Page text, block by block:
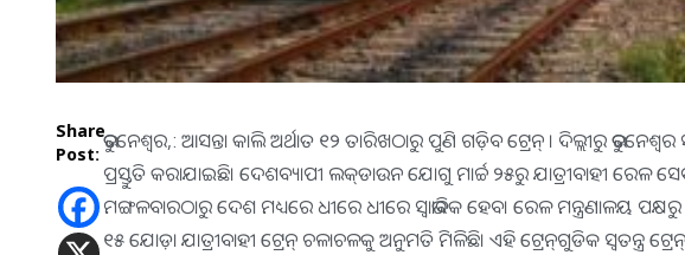
Share
Post:
ଭୁବନେଶ୍ବର,: ଆସନ୍ତା କାଲି ଅର୍ଥାତ ୧୨ ତାରିଖଠାରୁ ପୁଣି ଗଡ଼ିବ ଟ୍ରେନ୍ । ଦିଲ୍ଲୀରୁ
ପ୍ରସ୍ତୁତି କରାଯାଇଛି। ଦେଶବ୍ୟାପୀ ଲକ୍‌ଡାଉନ ଯୋଗୁ ମାର୍ଚ୍ଚ ୨୫ରୁ ଯାତ୍ରୀବାହୀ ରେଳ
ମଙ୍ଗଳବାରଠାରୁ ଦେଶ ମଧ୍ୟରେ ଧୀରେ ଧୀରେ ସ୍ବାଭାବିକ ହେବ। ରେଳ ମନ୍ତ୍ରଣାଳୟ
୧୫ ଯୋଡ଼ା ଯାତ୍ରୀବାହୀ ଟ୍ରେନ୍‌ ଚଳାଚଳକୁ ଅନୁମତି ମିଳିଛି। ଏହି ଟ୍ରେନ୍‌ଗୁଡିକ ସ୍ବତନ୍ତ୍ର